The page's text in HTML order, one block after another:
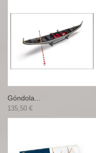
Góndola...
135,50 €